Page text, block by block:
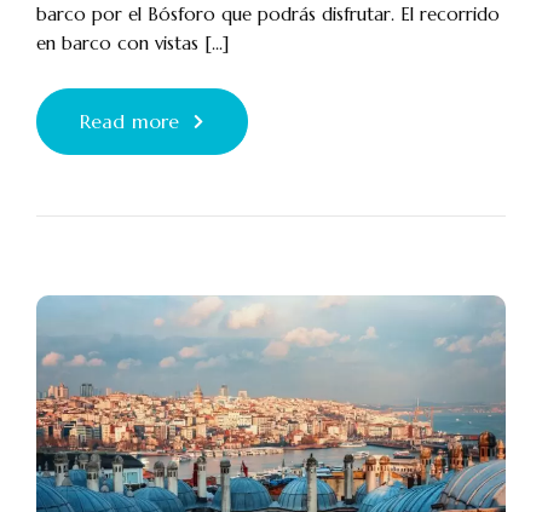
barco por el Bósforo que podrás disfrutar. El recorrido
en barco con vistas [...]
Read more